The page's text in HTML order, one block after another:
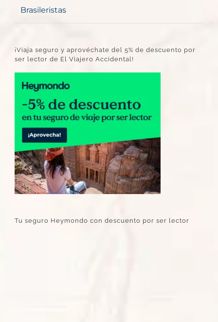
Brasileristas
¡Viaja seguro y aprovéchate del 5% de descuento por
ser lector de El Viajero Accidental!
Tu seguro Heymondo con descuento por ser lector